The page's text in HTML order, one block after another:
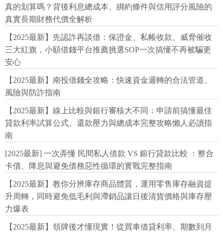
真的划算嗎？背後利息總成本、綁約條件與信用評分風險的
真實長期財務代價全解析
【2025最新】先認詐再談借：保證金、私帳收款、威脅催收
三大紅旗，小額借錢平台推薦挑選SOP一次搞懂不再被騙更
安心
【2025最新】南投借錢全攻略：快速資金週轉的合法管道、
風險與防詐指南
【2025最新】線上比較與銀行審核大不同：申請前搞懂最佳
貸款利率試算公式、還款壓力與總成本完整攻略懶人必讀指
南
[2025最新] 一次弄懂 民間私人借款 VS 銀行貸款比較 ：整合
卡債、降息與避免債務惡性循環的實戰完整指南
【2025最新】教你分辨庫存商品體質，運用零售庫存融資提
升周轉，同時避免低毛利與滯銷品讓日後清貨價格與庫存壓
力爆表
【2025最新】領牌後才懂現實！從買車借貸利率、期數到月